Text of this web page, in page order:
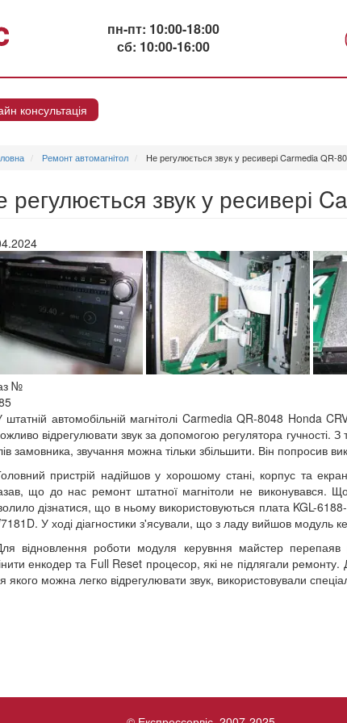
пн-пт: 10:00-18:00
сб: 10:00-16:00
консультація
Ремонт автомагнітол Не регулюється звук у ресивері Carmedia QR-
регулюється звук у ресивері
№
штатній автомобільній магнітолі Carmedia QR-8048 Honda
відрегулювати звук за допомогою регулятора гучності.
замовника, звучання можна тільки збільшити. Він попросив
пристрій надійшов у хорошому стані, корпус та
що до нас ремонт штатної магнітоли не виконувався.
дізнатися, що в ньому використовуються плата KGL-
У ході діагностики з'ясували, що з ладу вийшов модуль
відновлення роботи модуля керувння майстер перепаяв
енкодер та Full Reset процесор, які не підлягали ремонту.
якого можна легко відрегулювати звук, використовували